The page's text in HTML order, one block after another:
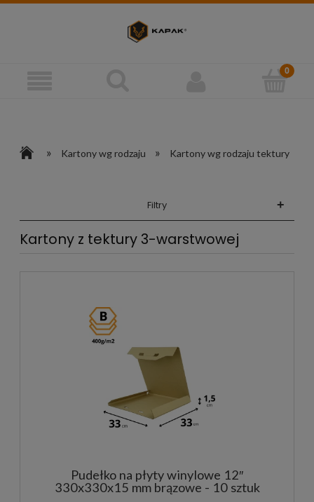
» Kartony wg rodzaju » Kartony wg rodzaju tektury
Filtry +
Kartony z tektury 3-warstwowej
Pudełko na płyty winylowe 12″
330x330x15 mm brązowe - 10 sztuk